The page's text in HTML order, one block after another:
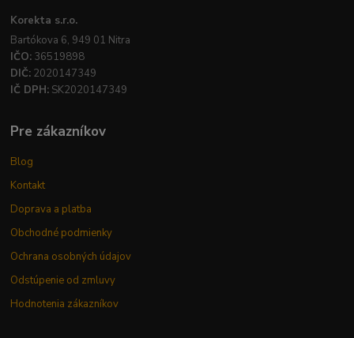
Korekta s.r.o.
Bartókova 6, 949 01 Nitra
IČO: 36519898
DIČ: 2020147349
IČ DPH: SK2020147349
Pre zákazníkov
Blog
Kontakt
Doprava a platba
Obchodné podmienky
Ochrana osobných údajov
Odstúpenie od zmluvy
Hodnotenia zákazníkov